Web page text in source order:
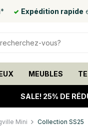
Expédition rapide
MEUBLES
SALE! 25% DE
Mini Collection SS25